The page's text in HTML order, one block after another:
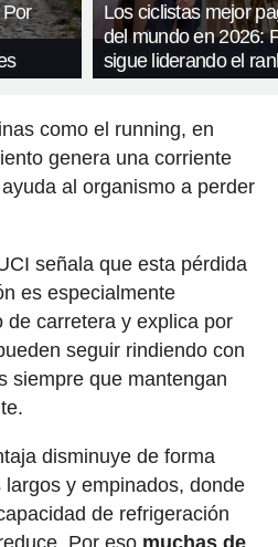
Los ciclistas mejor
del mundo en 2026:
sigue liderando el
como el running, en
genera una corriente
al organismo a perder
señala que esta pérdida
es especialmente
de carretera y explica por
seguir rindiendo con
siempre que mantengan
disminuye de forma
y empinados, donde
de refrigeración